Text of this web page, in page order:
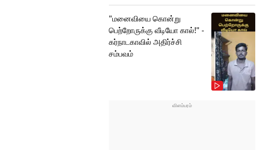
"மனைவியை கொன்று
பெற்றோருக்கு வீடியோ கால்!" -
கர்நாடகாவில் அதிர்ச்சி
சம்பவம்